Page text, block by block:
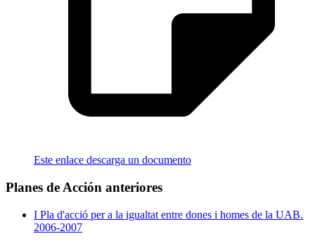
Este enlace descarga un documento
Planes de Acción anteriores
I Pla d'acció per a la igualtat entre dones i homes de la UAB.
2006-2007